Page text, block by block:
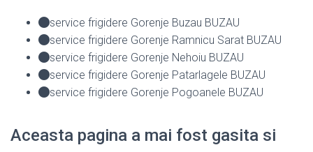
service frigidere Gorenje Buzau BUZAU
service frigidere Gorenje Ramnicu Sarat BUZAU
service frigidere Gorenje Nehoiu BUZAU
service frigidere Gorenje Patarlagele BUZAU
service frigidere Gorenje Pogoanele BUZAU
Aceasta pagina a mai fost gasita si